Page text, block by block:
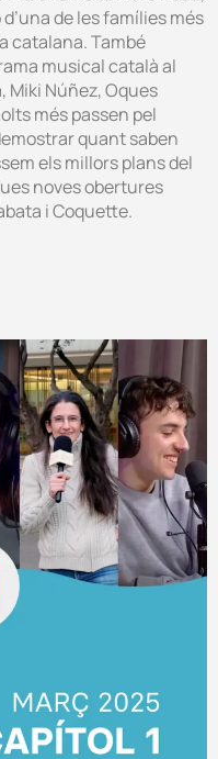
de les famílies més
catalana.També
musical català al
Miki Núñez, Oques
més passen pel
quant saben
els millors plans del
noves obertures
i Coquette.